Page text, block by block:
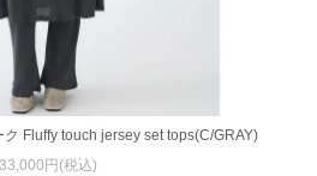
Fluffy touch jersey set tops(C/GRAY)
33,000円(税込)